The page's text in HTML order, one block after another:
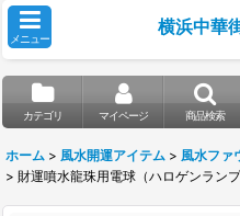
メニュー
横浜中華
カテゴリ マイページ 商品検索
ホーム > 風水開運アイテム > 風水ファ
> 財運噴水龍珠用電球（ハロゲンランプ